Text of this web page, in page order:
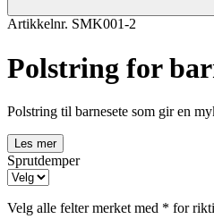
Artikkelnr. SMK001-2
Polstring for
Polstring til barnesete som gir en
Les mer
Sprutdemper
Velg alle felter merket med * for